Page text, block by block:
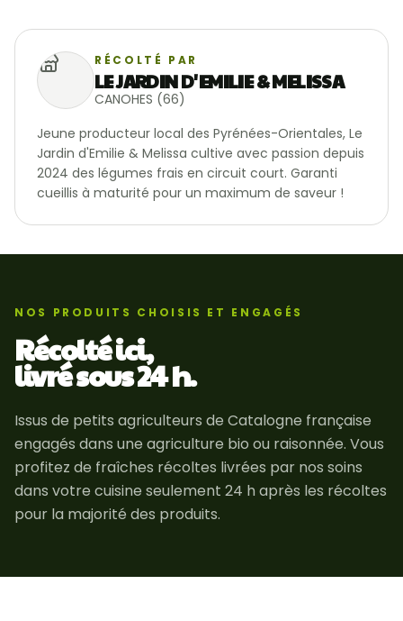
RÉCOLTÉ PAR
LE JARDIN D'EMILIE & MELISSA
CANOHES (66)
Jeune producteur local des Pyrénées-Orientales, Le
Jardin d'Emilie & Melissa cultive avec passion depuis
2024 des légumes frais en circuit court. Garanti
cueillis à maturité pour un maximum de saveur !
NOS PRODUITS CHOISIS ET ENGAGÉS
Récolté ici,
livré sous 24 h.
Issus de petits agriculteurs de Catalogne française
engagés dans une agriculture bio ou raisonnée. Vous
profitez de fraîches récoltes livrées par nos soins
dans votre cuisine seulement 24 h après les récoltes
pour la majorité des produits.